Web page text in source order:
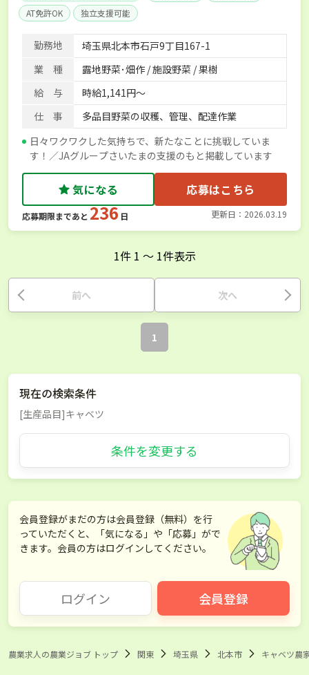
AT免許OK
独立支援可能
勤務地
埼玉県北本市石戸9丁目167-1
業 種
露地野菜･畑作 / 施設野菜 / 果樹
給 与
時給1,141円～
仕 事
多品目野菜の収穫、管理、配達作業
日々ワクワクした気持ちで、新たなことに挑戦していま
す！／JAグループさいたまの支援のもと掲載しています
気になる 応募はこちら
応募期限まであと 236 日 更新日：2026.03.19
1件 1 〜 1件表示
前へ 次へ
1
現在の検索条件
[生産品目]キャベツ
条件を変更する
会員登録がまだの方は会員登録（無料）を行
っていただくと、「気になる」や「応募」がで
きます。会員の方はログインしてください。
ログイン 会員登録
農業求人の農業ジョブ トップ 関東 埼玉県 北本市 キャベツ農